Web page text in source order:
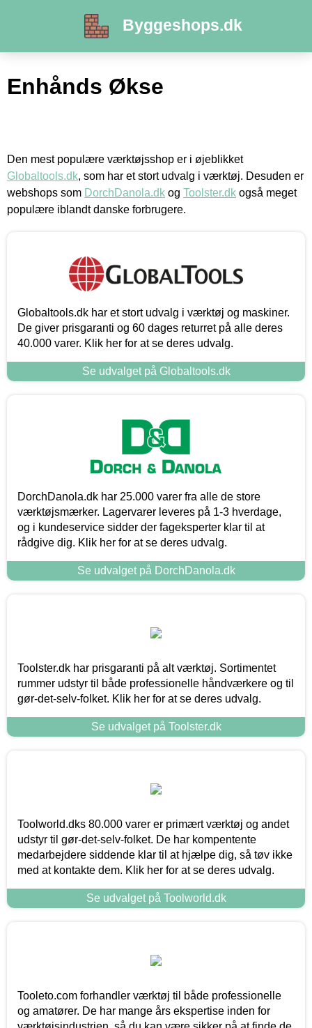
Byggeshops.dk
Enhånds Økse
Den mest populære værktøjsshop er i øjeblikket
Globaltools.dk, som har et stort udvalg i værktøj. Desuden er
webshops som DorchDanola.dk og Toolster.dk også meget
populære iblandt danske forbrugere.
Globaltools.dk har et stort udvalg i værktøj og maskiner.
De giver prisgaranti og 60 dages returret på alle deres
40.000 varer. Klik her for at se deres udvalg.
Se udvalget på Globaltools.dk
DorchDanola.dk har 25.000 varer fra alle de store
værktøjsmærker. Lagervarer leveres på 1-3 hverdage,
og i kundeservice sidder der fageksperter klar til at
rådgive dig. Klik her for at se deres udvalg.
Se udvalget på DorchDanola.dk
Toolster.dk har prisgaranti på alt værktøj. Sortimentet
rummer udstyr til både professionelle håndværkere og til
gør-det-selv-folket. Klik her for at se deres udvalg.
Se udvalget på Toolster.dk
Toolworld.dks 80.000 varer er primært værktøj og andet
udstyr til gør-det-selv-folket. De har kompentente
medarbejdere siddende klar til at hjælpe dig, så tøv ikke
med at kontakte dem. Klik her for at se deres udvalg.
Se udvalget på Toolworld.dk
Tooleto.com forhandler værktøj til både professionelle
og amatører. De har mange års ekspertise inden for